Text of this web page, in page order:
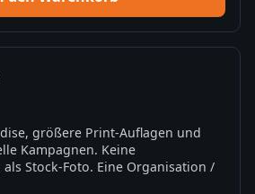
größere Print-Auflagen und
Kampagnen. Keine
Stock-Foto. Eine Organisation /